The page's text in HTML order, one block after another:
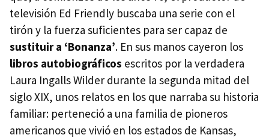
televisión Ed Friendly buscaba una serie con el
tirón y la fuerza suficientes para ser capaz de
sustituir a ‘Bonanza’. En sus manos cayeron los
libros autobiográficos escritos por la verdadera
Laura Ingalls Wilder durante la segunda mitad del
sigloXIX, unos relatos en los que narraba su historia
familiar: perteneció a una familia de pioneros
americanos que vivió en los estados de Kansas,